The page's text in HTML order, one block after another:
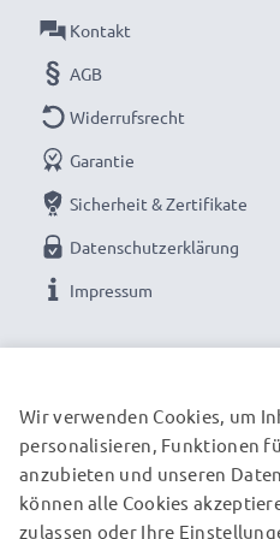
Kontakt
AGB
Widerrufsrecht
Garantie
Sicherheit & Zertifikate
Datenschutzerklärung
Impressum
UNSERE
Wir verwenden Cookies, um
personalisieren, Funktionen
anzubieten und unseren
können alle Cookies
zulassen oder Ihre